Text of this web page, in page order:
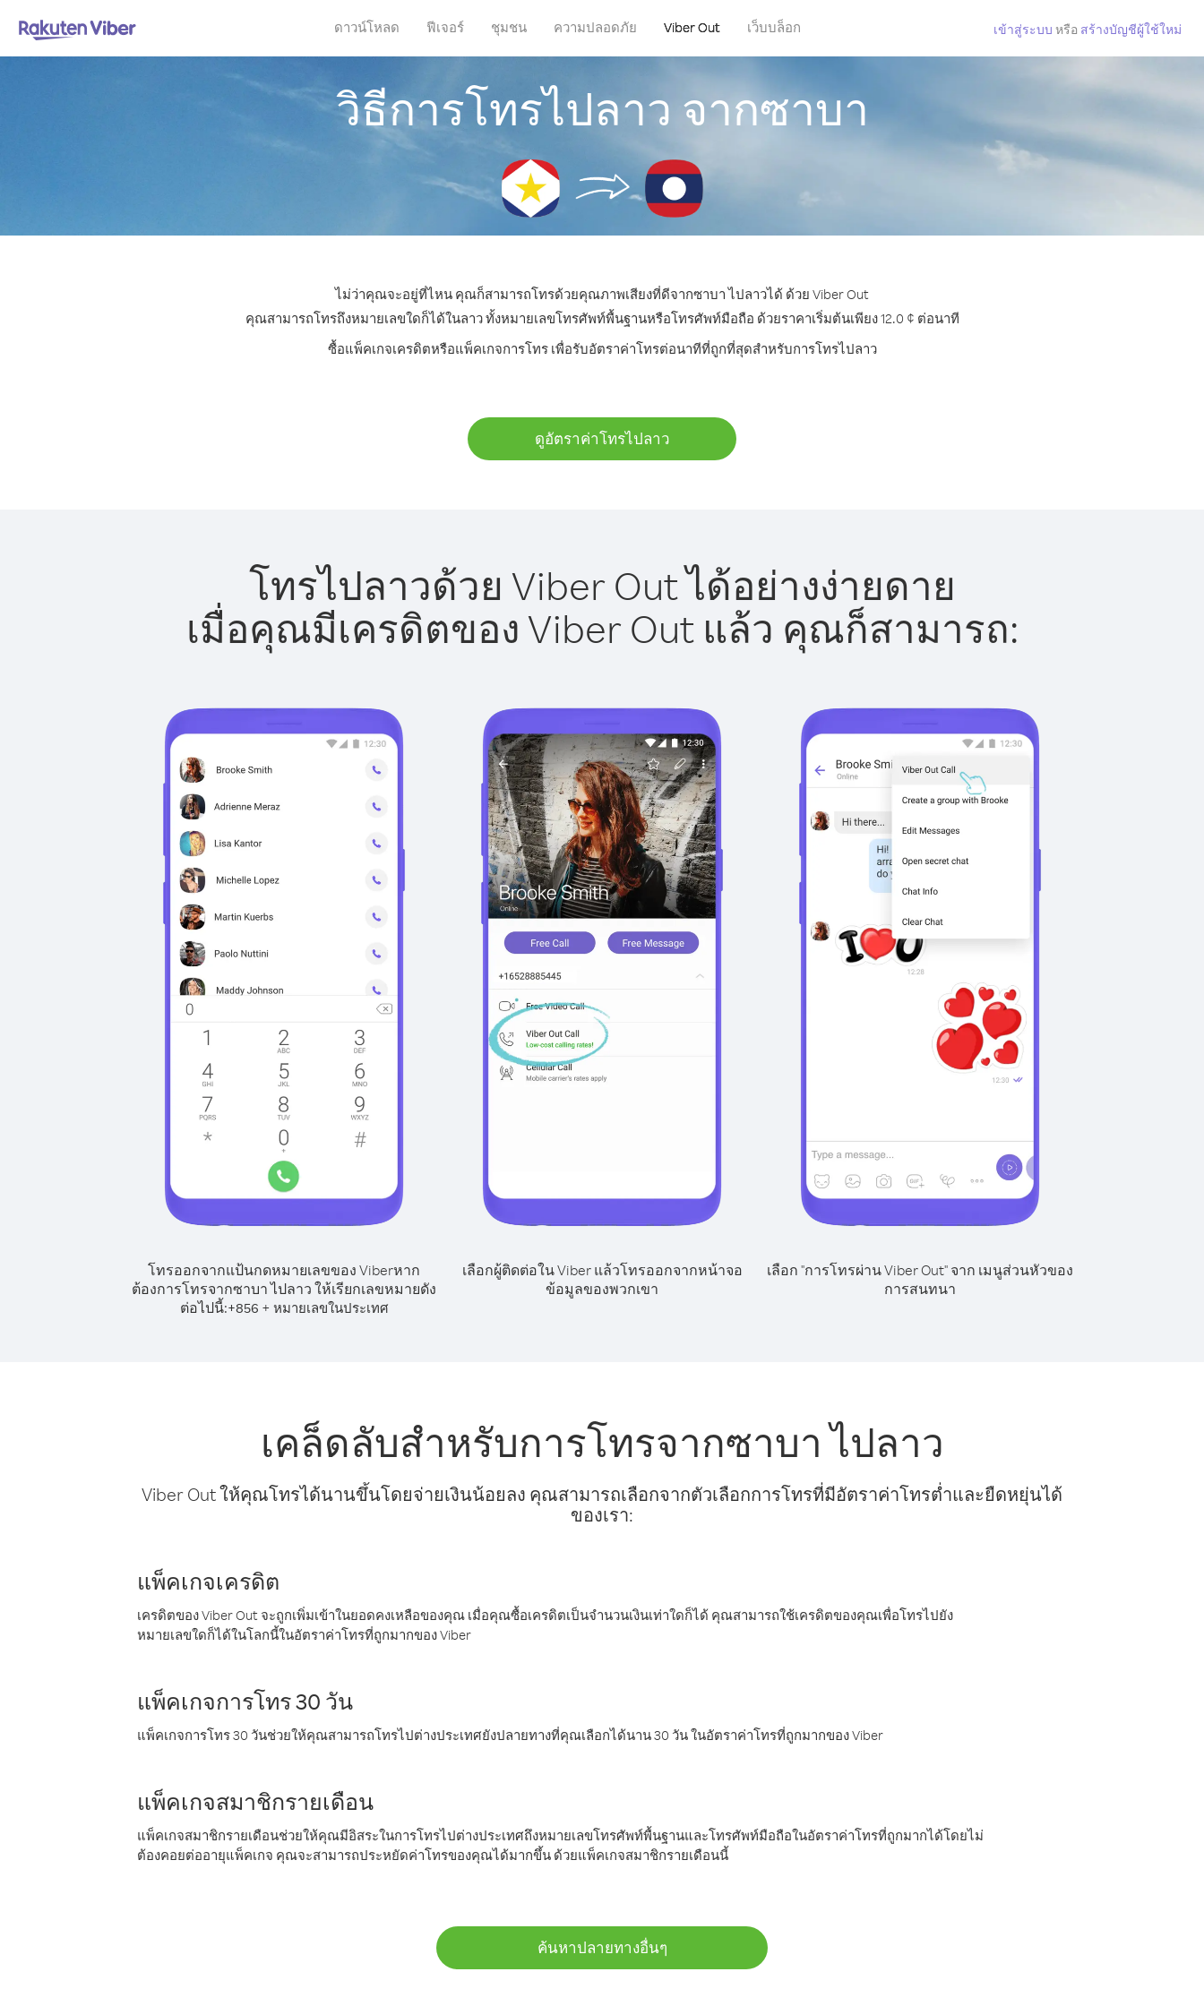
ดาวน์โหลด ฟีเจอร์ ชุมชน ความปลอดภัย Viber Out เว็บบล็อก เข้าสู่ระบบ หรือ สร้างบัญชีผู้ใช้ใหม่
วิธีการโทรไปลาว จากซาบา
ไม่ว่าคุณจะอยู่ที่ไหน คุณก็สามารถโทรด้วยคุณภาพเสียงที่ดีจากซาบา ไปลาวได้ ด้วย Viber Out
คุณสามารถโทรถึงหมายเลขใดก็ได้ในลาว ทั้งหมายเลขโทรศัพท์พื้นฐานหรือโทรศัพท์มือถือ ด้วยราคาเริ่มต้นเพียง 12.0 ¢ ต่อนาที
ซื้อแพ็คเกจเครดิตหรือแพ็คเกจการโทร เพื่อรับอัตราค่าโทรต่อนาทีที่ถูกที่สุดสำหรับการโทรไปลาว
ดูอัตราค่าโทรไปลาว
โทรไปลาวด้วย Viber Out ได้อย่างง่ายดาย
เมื่อคุณมีเครดิตของ Viber Out แล้ว คุณก็สามารถ:
โทรออกจากแป้นกดหมายเลขของ Viberหาก
ต้องการโทรจากซาบา ไปลาว ให้เรียกเลขหมายดัง
ต่อไปนี้:+856 + หมายเลขในประเทศ
เลือกผู้ติดต่อใน Viber แล้วโทรออกจากหน้าจอ
ข้อมูลของพวกเขา
เลือก "การโทรผ่าน Viber Out" จาก เมนูส่วนหัวของ
การสนทนา
เคล็ดลับสำหรับการโทรจากซาบา ไปลาว
Viber Out ให้คุณโทรได้นานขึ้นโดยจ่ายเงินน้อยลง คุณสามารถเลือกจากตัวเลือกการโทรที่มีอัตราค่าโทรต่ำและยืดหยุ่นได้
ของเรา:
แพ็คเกจเครดิต
เครดิตของ Viber Out จะถูกเพิ่มเข้าในยอดคงเหลือของคุณ เมื่อคุณซื้อเครดิตเป็นจำนวนเงินเท่าใดก็ได้ คุณสามารถใช้เครดิตของคุณเพื่อโทรไปยัง
หมายเลขใดก็ได้ในโลกนี้ในอัตราค่าโทรที่ถูกมากของ Viber
แพ็คเกจการโทร 30 วัน
แพ็คเกจการโทร 30 วันช่วยให้คุณสามารถโทรไปต่างประเทศยังปลายทางที่คุณเลือกได้นาน 30 วัน ในอัตราค่าโทรที่ถูกมากของ Viber
แพ็คเกจสมาชิกรายเดือน
แพ็คเกจสมาชิกรายเดือนช่วยให้คุณมีอิสระในการโทรไปต่างประเทศถึงหมายเลขโทรศัพท์พื้นฐานและโทรศัพท์มือถือในอัตราค่าโทรที่ถูกมากได้โดยไม่
ต้องคอยต่ออายุแพ็คเกจ คุณจะสามารถประหยัดค่าโทรของคุณได้มากขึ้น ด้วยแพ็คเกจสมาชิกรายเดือนนี้
ค้นหาปลายทางอื่นๆ